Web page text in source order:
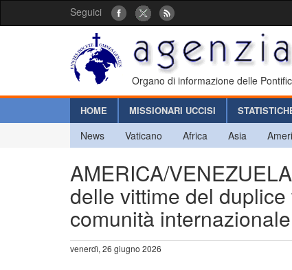
Seguici
Organo di informazione delle
HOME MISSIONARI UCCISI
News Vaticano Africa Asia
AMERICA/
delle vittime del
comunità internazionale
venerdì, 26 giugno 2026